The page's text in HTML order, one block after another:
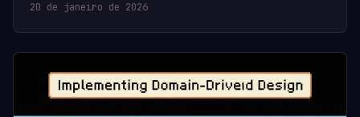
20 de janeiro de 2026